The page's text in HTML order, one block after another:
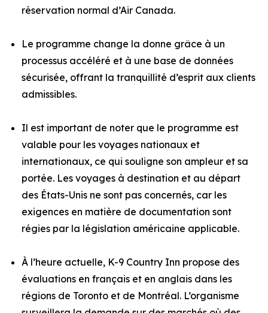
réservation normal d’Air Canada.
Le programme change la donne grâce à un
processus accéléré et à une base de données
sécurisée, offrant la tranquillité d’esprit aux clients
admissibles.
Il est important de noter que le programme est
valable pour les voyages nationaux et
internationaux, ce qui souligne son ampleur et sa
portée. Les voyages à destination et au départ
des États-Unis ne sont pas concernés, car les
exigences en matière de documentation sont
régies par la législation américaine applicable.
À l’heure actuelle, K-9 Country Inn propose des
évaluations en français et en anglais dans les
régions de Toronto et de Montréal. L’organisme